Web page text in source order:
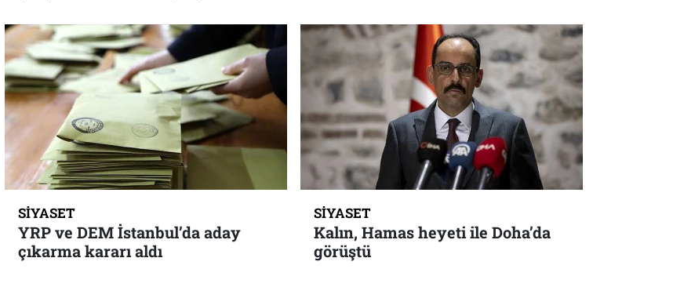
SIYASET
YRP ve DEM İstanbul’da aday
çıkarma kararı aldı
SIYASET
Kalın, Hamas heyeti ile Doha’da
görüştü